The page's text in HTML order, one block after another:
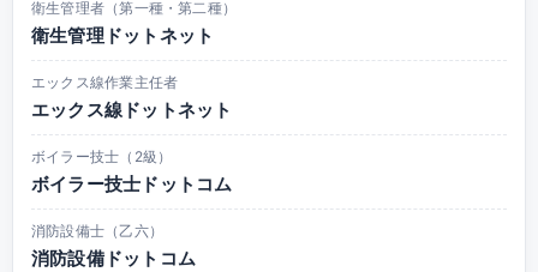
衛生管理者（第一種・第二種）
衛生管理ドットネット
エックス線作業主任者
エックス線ドットネット
ボイラー技士（2級）
ボイラー技士ドットコム
消防設備士（乙六）
消防設備ドットコム